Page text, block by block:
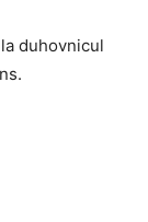
duhovnicul